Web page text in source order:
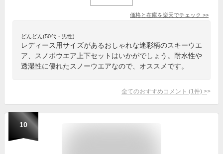
価格と在庫を楽天でチェック >>
どんどん(50代・男性)
レディース用サイズがあるおしゃれな迷彩柄のスキーウエ
ア、スノボウエア上下セットはいかがでしょう。耐水性や
透湿性に優れたスノーウエアなので、オススメです。
全てのおすすめコメント (1 件) >
10